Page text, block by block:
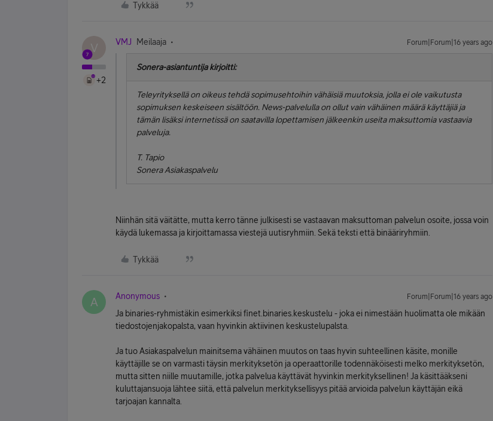
Tykkää
V
+2
VMJ Meilaaja Forum|Forum|16 years ago
Sonera-asiantuntija kirjoitti:
Teleyrityksellä on oikeus tehdä sopimusehtoihin vähäisiä muutoksia, jolla ei ole vaikutusta
sopimuksen keskeiseen sisältöön. News-palvelulla on ollut vain vähäinen määrä käyttäjiä ja
tämän lisäksi internetissä on saatavilla lopettamisen jälkeenkin useita maksuttomia vastaavia
palveluja.
T. Tapio
Sonera Asiakaspalvelu
Niinhän sitä väitätte, mutta kerro tänne julkisesti se vastaavan maksuttoman palvelun osoite, jossa voin
käydä lukemassa ja kirjoittamassa viestejä uutisryhmiin. Sekä teksti että binääriryhmiin.
Tykkää
A Anonymous Forum|Forum|16 years ago
Ja binaries-ryhmistäkin esimerkiksi finet.binaries.keskustelu - joka ei nimestään huolimatta ole mikään
tiedostojenjakopalsta, vaan hyvinkin aktiivinen keskustelupalsta.
Ja tuo Asiakaspalvelun mainitsema vähäinen muutos on taas hyvin suhteellinen käsite, monille
käyttäjille se on varmasti täysin merkityksetön ja operaattorille todennäköisesti melko merkityksetön,
mutta sitten niille muutamille, jotka palvelua käyttävät hyvinkin merkityksellinen! Ja käsittääkseni
kuluttajansuoja lähtee siitä, että palvelun merkityksellisyys pitää arvioida palvelun käyttäjän eikä
tarjoajan kannalta.